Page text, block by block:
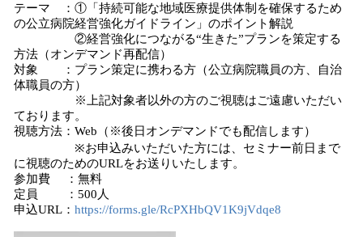
テーマ ：①「持続可能な地域医療提供体制を確保するため
の公立病院経営強化ガイドライン」のポイント解説
②経営強化につながる“生きた”プランを策定する
方法（オンデマンド再配信）
対象 ：プラン策定に携わる方（公立病院職員の方、自治
体職員の方）
※上記対象者以外の方のご視聴はご遠慮いただい
ております。
視聴方法：Web（※後日オンデマンドでも配信します）
※お申込みいただいた方には、セミナー前日まで
に視聴のためのURLをお送りいたします。
参加費 ：無料
定員 ：500人
申込URL： https://forms.gle/RcPXHbQV1K9jVdqe8